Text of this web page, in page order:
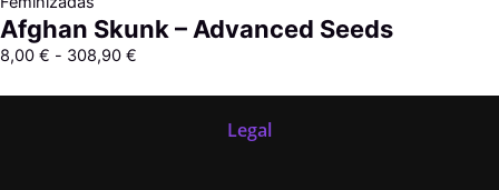
Afghan Skunk – Advanced Seeds
8,00 € - 308,90 €
Legal